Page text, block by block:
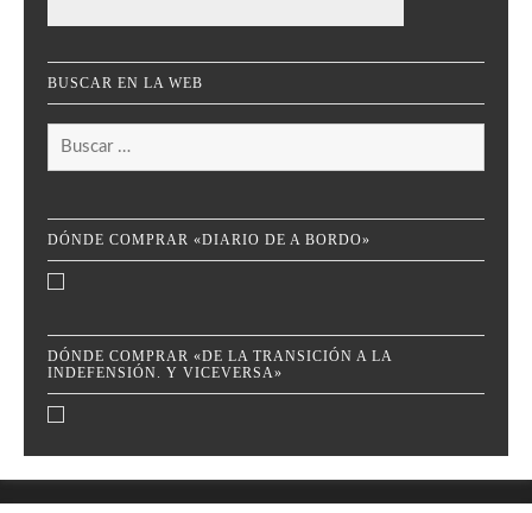
BUSCAR EN LA WEB
Buscar:
DÓNDE COMPRAR «DIARIO DE A BORDO»
DÓNDE COMPRAR «DE LA TRANSICIÓN A LA
INDEFENSIÓN. Y VICEVERSA»